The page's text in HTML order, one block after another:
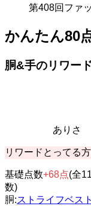
第408回ファ
かんたん80
胴&手のリワー
ありさ
リワードとってる
基礎点数+68点(全
数)
胴:ストライフベスト